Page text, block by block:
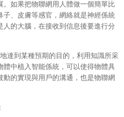
如果把物聯網用人體做一個簡單比
子、皮膚等感官，網絡就是神經係統
人的大腦，在接收到信息後要進行分
達到某種預期的目的，利用知識所采
體中植入智能係統，可以使得物體具
的實現與用戶的溝通，也是物聯網